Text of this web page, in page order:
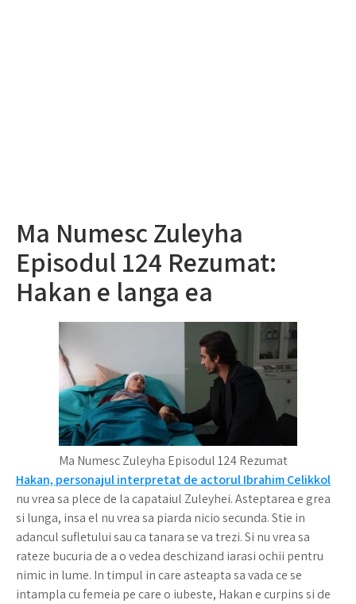
Ma Numesc Zuleyha
Episodul 124 Rezumat:
Hakan e langa ea
Ma Numesc Zuleyha Episodul 124 Rezumat
Hakan, personajul interpretat de actorul Ibrahim Celikkol
nu vrea sa plece de la capataiul Zuleyhei. Asteptarea e grea
si lunga, insa el nu vrea sa piarda nicio secunda. Stie in
adancul sufletului sau ca tanara se va trezi. Si nu vrea sa
rateze bucuria de a o vedea deschizand iarasi ochii pentru
nimic in lume. In timpul in care asteapta sa vada ce se
intampla cu femeia pe care o iubeste, Hakan e curpins si de